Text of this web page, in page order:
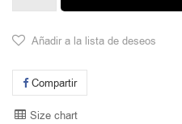
Añadir a la lista de deseos
Compartir
Size chart